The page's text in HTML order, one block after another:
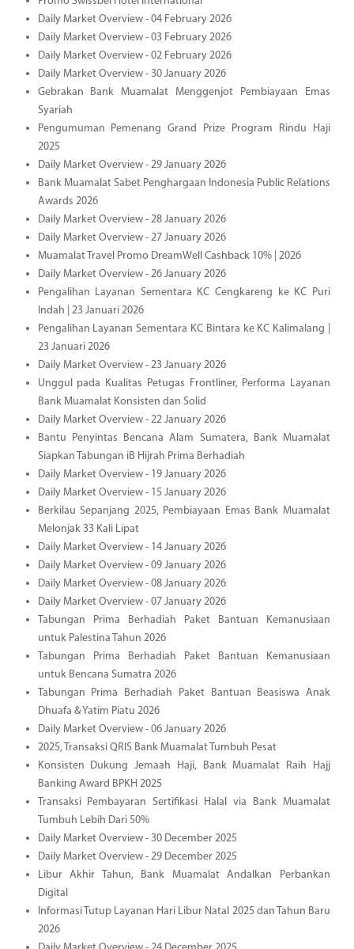
Daily Market Overview - 04 February 2026
Daily Market Overview - 03 February 2026
Daily Market Overview - 02 February 2026
Daily Market Overview - 30 January 2026
Gebrakan Bank Muamalat Menggenjot Pembiayaan Emas
Syariah
Pengumuman Pemenang Grand Prize Program Rindu Haji
2025
Daily Market Overview - 29 January 2026
Bank Muamalat Sabet Penghargaan Indonesia Public Relations
Awards 2026
Daily Market Overview - 28 January 2026
Daily Market Overview - 27 January 2026
Muamalat Travel Promo DreamWell Cashback 10% | 2026
Daily Market Overview - 26 January 2026
Pengalihan Layanan Sementara KC Cengkareng ke KC Puri
Indah | 23 Januari 2026
Pengalihan Layanan Sementara KC Bintara ke KC Kalimalang |
23 Januari 2026
Daily Market Overview - 23 January 2026
Unggul pada Kualitas Petugas Frontliner, Performa Layanan
Bank Muamalat Konsisten dan Solid
Daily Market Overview - 22 January 2026
Bantu Penyintas Bencana Alam Sumatera, Bank Muamalat
Siapkan Tabungan iB Hijrah Prima Berhadiah
Daily Market Overview - 19 January 2026
Daily Market Overview - 15 January 2026
Berkilau Sepanjang 2025, Pembiayaan Emas Bank Muamalat
Melonjak 33 Kali Lipat
Daily Market Overview - 14 January 2026
Daily Market Overview - 09 January 2026
Daily Market Overview - 08 January 2026
Daily Market Overview - 07 January 2026
Tabungan Prima Berhadiah Paket Bantuan Kemanusiaan
untuk Palestina Tahun 2026
Tabungan Prima Berhadiah Paket Bantuan Kemanusiaan
untuk Bencana Sumatra 2026
Tabungan Prima Berhadiah Paket Bantuan Beasiswa Anak
Dhuafa & Yatim Piatu 2026
Daily Market Overview - 06 January 2026
2025, Transaksi QRIS Bank Muamalat Tumbuh Pesat
Konsisten Dukung Jemaah Haji, Bank Muamalat Raih Hajj
Banking Award BPKH 2025
Transaksi Pembayaran Sertifikasi Halal via Bank Muamalat
Tumbuh Lebih Dari 50%
Daily Market Overview - 30 December 2025
Daily Market Overview - 29 December 2025
Libur Akhir Tahun, Bank Muamalat Andalkan Perbankan
Digital
Informasi Tutup Layanan Hari Libur Natal 2025 dan Tahun Baru
2026